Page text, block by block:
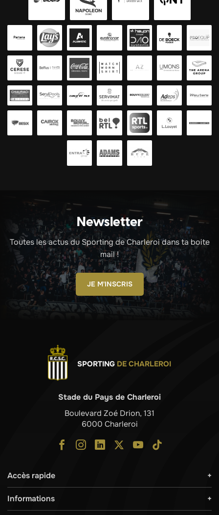
Newsletter
Toutes les actus du Sporting de Charleroi dans ta boite
mail !
JE M'INSCRIS
SPORTING DE CHARLEROI
Stade du Pays de Charleroi
Boulevard Zoé Drion, 131
6000 Charleroi
Accès rapide
Informations